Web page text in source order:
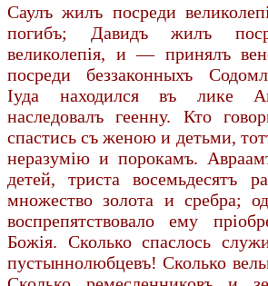
Саулъ жилъ посреди
погибъ; Давидъ жилъ
великолепiя, и — принялъ
посреди беззаконныхъ
Iуда находился въ лике
наследовалъ геенну. Кто
спастись съ женою и детьми,
неразумiю и порокамъ.
детей, триста восемьдесятъ
множество золота и сребра;
воспрепятствовало ему
Божiя. Сколько спаслось
пустыннолюбцевъ! Сколько